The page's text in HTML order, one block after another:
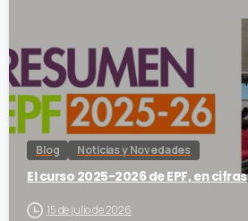
Blog Noticias y Novedades
El curso 2025-2026 de EPF, en cifras
15 de julio de 2026